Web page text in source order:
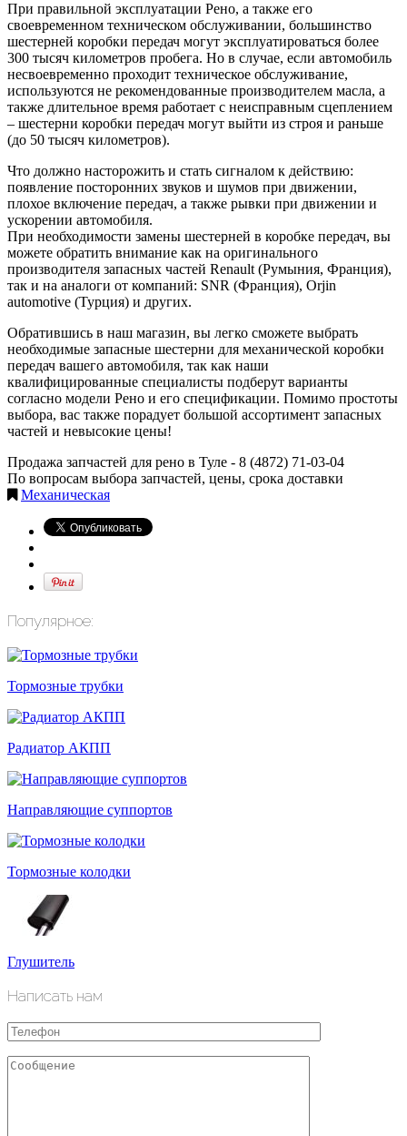
При правильной эксплуатации Рено, а также его
своевременном техническом обслуживании, большинство
шестерней коробки передач могут эксплуатироваться более
300 тысяч километров пробега. Но в случае, если автомобиль
несвоевременно проходит техническое обслуживание,
используются не рекомендованные производителем масла, а
также длительное время работает с неисправным сцеплением
– шестерни коробки передач могут выйти из строя и раньше
(до 50 тысяч километров).
Что должно насторожить и стать сигналом к действию:
появление посторонних звуков и шумов при движении,
плохое включение передач, а также рывки при движении и
ускорении автомобиля.
При необходимости замены шестерней в коробке передач, вы
можете обратить внимание как на оригинального
производителя запасных частей Renault (Румыния, Франция),
так и на аналоги от компаний: SNR (Франция), Orjin
automotive (Турция) и других.
Обратившись в наш магазин, вы легко сможете выбрать
необходимые запасные шестерни для механической коробки
передач вашего автомобиля, так как наши
квалифицированные специалисты подберут варианты
согласно модели Рено и его спецификации. Помимо простоты
выбора, вас также порадует большой ассортимент запасных
частей и невысокие цены!
Продажа запчастей для рено в Туле - 8 (4872) 71-03-04
По вопросам выбора запчастей, цены, срока доставки
Механическая
Популярное:
Тормозные трубки
Радиатор АКПП
Направляющие суппортов
Тормозные колодки
Глушитель
Написать нам